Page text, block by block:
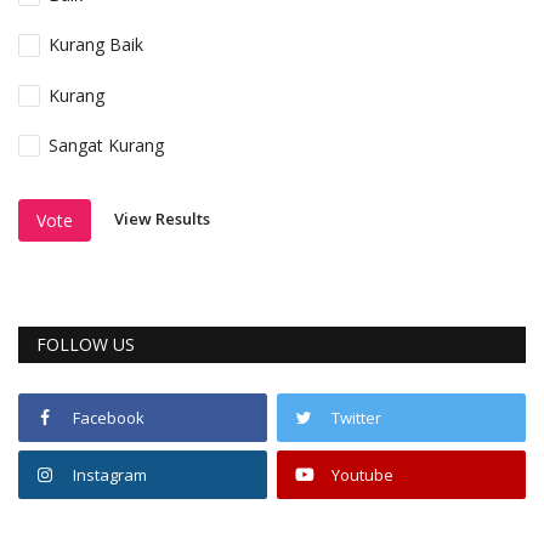
Kurang Baik
Kurang
Sangat Kurang
Vote View Results
FOLLOW US
Facebook Twitter
Instagram Youtube